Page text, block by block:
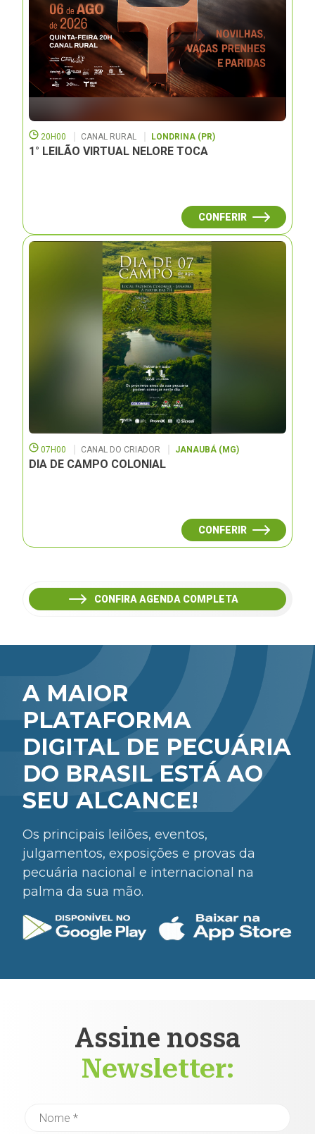
20H00 CANAL RURAL LONDRINA (PR)
1° LEILÃO VIRTUAL NELORE TOCA
CONFERIR
07H00 CANAL DO CRIADOR JANAUBÁ (MG)
DIA DE CAMPO COLONIAL
CONFERIR
CONFIRA AGENDA COMPLETA
A MAIOR
PLATAFORMA
DIGITAL DE PECUÁRIA
DO BRASIL ESTÁ AO
SEU ALCANCE!
Os principais leilões, eventos,
julgamentos, exposições e provas da
pecuária nacional e internacional na
palma da sua mão.
Assine nossa
Newsletter: